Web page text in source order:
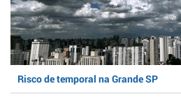
Risco de temporal na Grande SP